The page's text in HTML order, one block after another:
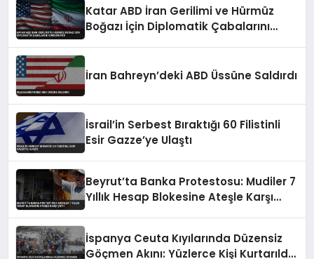
Katar ABD İran Gerilimi ve Hürmüz
Boğazı İçin Diplomatik Çabalarını
İran Bahreyn’deki ABD Üssüne Saldırdı
İsrail’in Serbest Bıraktığı 60 Filistinli
Esir Gazze’ye Ulaştı
Beyrut’ta Banka Protestosu: Mudiler 7
Yıllık Hesap Blokesine Ateşle Karşı
İspanya Ceuta Kıyılarında Düzensiz
Göçmen Akını: Yüzlerce Kişi Kurtarıldı,